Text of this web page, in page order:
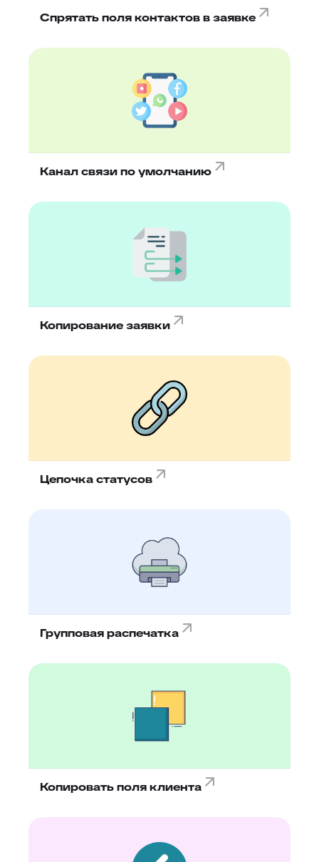
Спрятать поля контактов в заявке
Канал связи по умолчанию
Копирование заявки
Цепочка статусов
Групповая распечатка
Копировать поля клиента